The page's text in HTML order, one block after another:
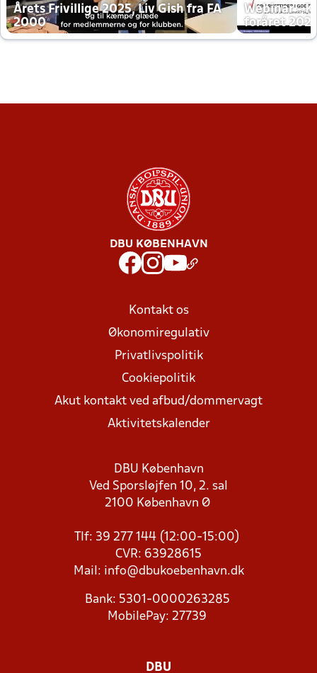
Årets Frivillige 2025, Liv Gish fra FA
2000
Webinar -
foråret
DBU KØBENHAVN
Kontakt os
Økonomiregulativ
Privatlivspolitik
Cookiepolitik
Akut kontakt ved afbud/dommervagt
Aktivitetskalender
DBU København
Ved Sporsløjfen 10, 2. sal
2100 København Ø
Tlf: 39 277 144 (12:00-15:00)
CVR: 63928615
Mail: info@dbukoebenhavn.dk
Bank: 5301-0000263285
MobilePay: 27739
DBU